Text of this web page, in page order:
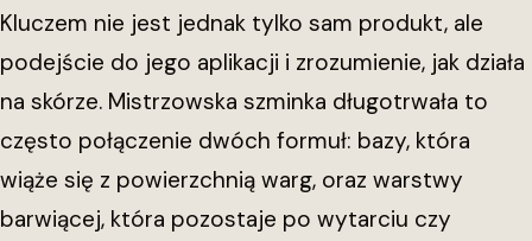
Kluczem nie jest jednak tylko sam produkt, ale
podejście do jego aplikacji i zrozumienie, jak działa
na skórze. Mistrzowska szminka długotrwała to
często połączenie dwóch formuł: bazy, która
wiąże się z powierzchnią warg, oraz warstwy
barwiącej, która pozostaje po wytarciu czy